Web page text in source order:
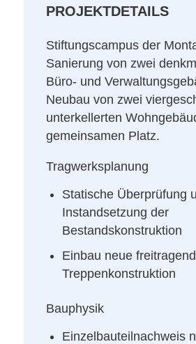
PROJEKTDETAILS
Stiftungscampus der
Sanierung von zwei
Büro- und
Neubau von zwei
unterkellerten
gemeinsamen Platz.
Tragwerksplanung
Statische Überprüfung
Instandsetzung der
Bestandskonstruktion
Einbau neue
Treppenkonstruktion
Bauphysik
Einzelbauteilnachweis